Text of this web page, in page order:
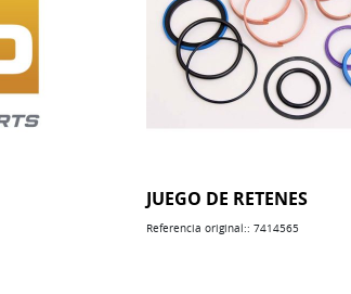
JUEGO DE RETENES
Referencia original:: 7414565